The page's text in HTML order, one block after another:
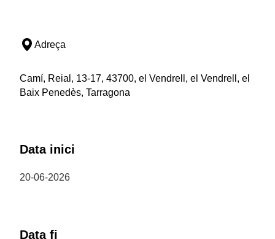
Adreça
Camí, Reial, 13-17, 43700, el Vendrell, el Vendrell, el
Baix Penedès, Tarragona
Data inici
20-06-2026
Data fi